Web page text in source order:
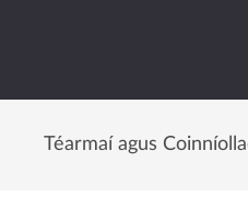
Téarmaí agus